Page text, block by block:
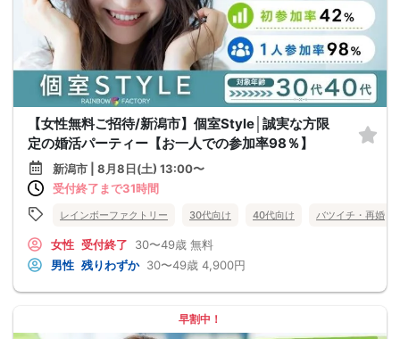
【女性無料ご招待/新潟市】個室Style│誠実な方限
定の婚活パーティー【お一人での参加率98％】
新潟市 | 8月8日(土) 13:00〜
受付終了まで31時間
レインボーファクトリー 30代向け 40代向け バツイチ・再婚
女性 受付終了 30〜49歳 無料
男性 残りわずか 30〜49歳 4,900円
早割中！